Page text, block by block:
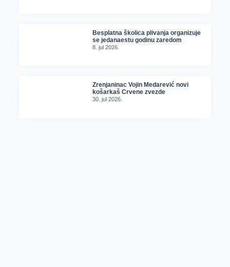
Besplatna školica plivanja organizuje
se jedanaestu godinu zaredom
8. jul 2026.
Zrenjaninac Vojin Medarević novi
košarkaš Crvene zvezde
30. jul 2026.